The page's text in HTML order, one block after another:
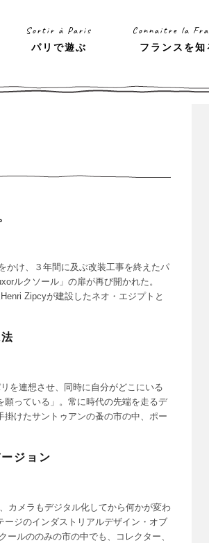
Sortir à Paris
パリで遊ぶ
Connaitre la
フランスを知
かけ、３年間に及ぶ改装工事を終えたパ
ルクソール」の扉が再び開かれた。
Zipcyが建設したネオ・エジプトと
を連想させ、同時に自分がどこにいる
っている」。常に時代の先端を走るデ
けたサントゥアンの蚤の市の中、ポー
ジョン
カメラもデジタル化してから何かが変わ
ージのインダストリアルデザイン・オブ
ルののみの市の中でも、コレクター、